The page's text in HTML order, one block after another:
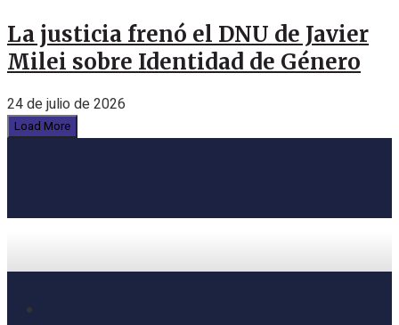
La justicia frenó el DNU de Javier
Milei sobre Identidad de Género
24 de julio de 2026
Load More